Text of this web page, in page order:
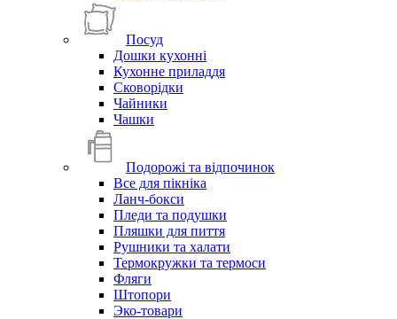
Посуд
Дошки кухонні
Кухонне приладдя
Сковорідки
Чайники
Чашки
Подорожі та відпочинок
Все для пікніка
Ланч-бокси
Пледи та подушки
Пляшки для пиття
Рушники та халати
Термокружки та термоси
Фляги
Штопори
Эко-товари